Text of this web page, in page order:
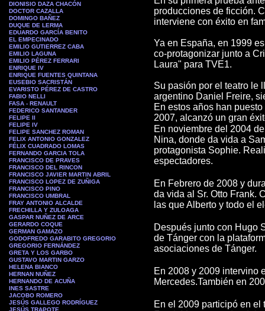
DIONISIO DAZA CHACÓN
DOCTOR CAZALLA
DOMINGO BAÑEZ
DUQUE DE LERMA
EDUARDO GARCÍA BENITO
EL EMPECINADO
EMILIO GUTIERREZ CABA
EMILIO LAGUNA
EMILIO PÉREZ FERRARI
ENRIQUE IV
ENRIQUE FUENTES QUINTANA
EUSEBIO SACRISTÁN
EVARISTO PÉREZ DE CASTRO
FABIO NELLI
FASA - RENAULT
FEDERICO SANTANDER
FELIPE II
FELIPE IV
FELIPE SANCHEZ ROMAN
FELIX ANTONIO GONZALEZ
FÉLIX CUADRADO LOMAS
FERNANDO GARCIA TOLA
FRANCISCO DE PRAVES
FRANCISCO DEL RINCON
FRANCISCO JAVIER MARTIN ABRIL
FRANCISCO LOPEZ DE ZUÑIGA
FRANCISCO PINO
FRANCISCO UMBRAL
FRAY ANTONIO ALCALDE
FRECHILLA Y ZULOAGA
GASPAR NUÑEZ DE ARCE
GERARDO COQUE
GERMAN GAMAZO
GODOFREDO GARABITO GREGORIO
GREGORIO FERNÁNDEZ
GRETA Y LOS GARBO
GUSTAVO MARTIN GARZO
HELENA BIANCO
HERNAN NUÑEZ
HERNANDO DE ACUÑA
INES SASTRE
JACOBO ROMERO
JESÚS GALLEGO RODRÍGUEZ
JESÚS TRAPOTE
producciones de ficción.
interviene con éxito en
Ya en España, en 1999
co-protagonizar junto a
Laura" para TVE1.
Su pasión por el teatro le
argentino Daniel Freire,
En estos años han
2007, alcanzó un gran
En noviembre del 2004
Nina, donde da vida a
protagonista Sophie.
espectadores.
En Febrero de 2008 y
da vida al Sr. Otto Frank.
las que Alberto y todo el
Después junto con Hugo
de Tánger con la
asociaciones de Tánger.
En 2008 y 2009 intervino
Mercedes.También en
En el 2009 participó en